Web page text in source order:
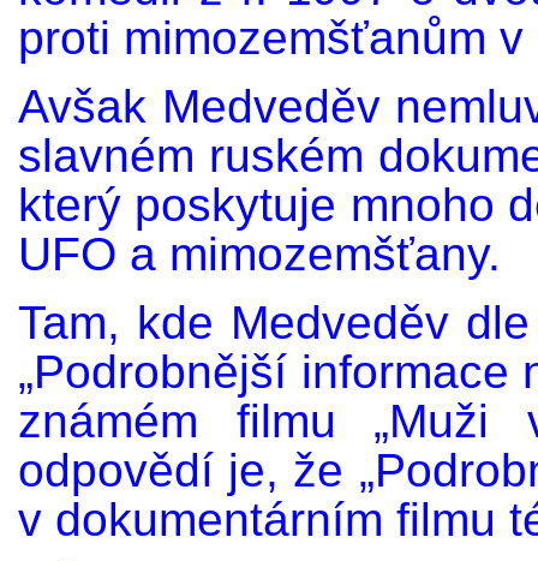
proti mimozemšťanům v
Avšak Medveděv
slavném ruském
který poskytuje mnoho
UFO a mimozemšťany.
Tam, kde Medveděv
„Podrobnější
známém filmu „Muži
odpovědí je, že
v dokumentárním filmu